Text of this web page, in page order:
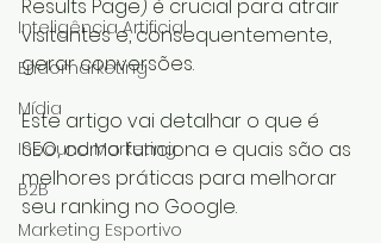
Inteligência Artificial
Endomarketing
Mídia
Inbound Marketing
B2B
Marketing Esportivo
Results Page) é crucial para atrair
visitantes e, consequentemente,
gerar conversões.
Este artigo vai detalhar o que é
SEO, como funciona e quais são as
melhores práticas para melhorar
seu ranking no Google.